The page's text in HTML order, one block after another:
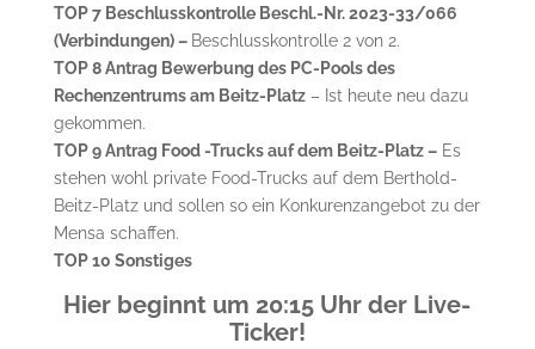
TOP 7 Beschlusskontrolle Beschl.-Nr. 2023-33/066
(Verbindungen) – Beschlusskontrolle 2 von 2.
TOP 8 Antrag Bewerbung des PC-Pools des
Rechenzentrums am Beitz-Platz– Ist heute neu dazu
gekommen.
TOP 9 Antrag Food -Trucks auf dem Beitz-Platz –Es
stehen wohl private Food-Trucks auf dem Berthold-
Beitz-Platz und sollen so ein Konkurenzangebot zu der
Mensa schaffen.
TOP 10 Sonstiges
Hier beginnt um 20:15 Uhr der Live-
Ticker!